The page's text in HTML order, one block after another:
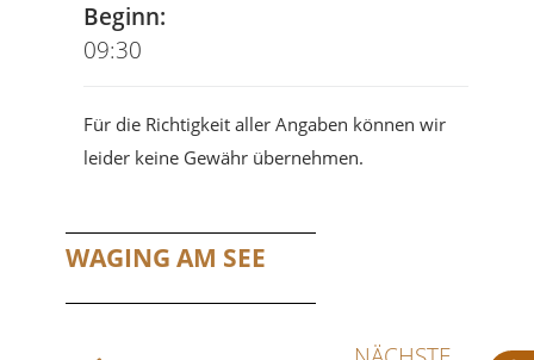
Beginn:
09:30
Für die Richtigkeit aller Angaben können wir
leider keine Gewähr übernehmen.
WAGING AM SEE